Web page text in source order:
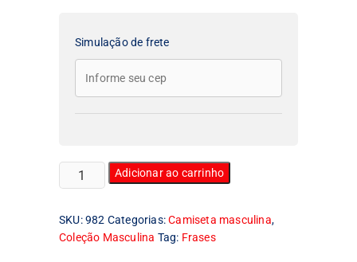
Simulação de frete
Camiseta
Masculina
York
City
Adicionar ao carrinho
SKU:982 Categorias:Camiseta masculina,
Coleção Masculina Tag: Frases